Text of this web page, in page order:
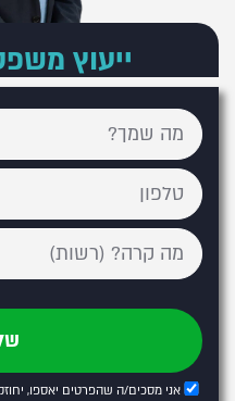
ייעוץ
אני מסכים/ה שהפרטים יאספו,